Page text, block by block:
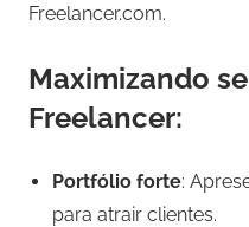
Freelancer.com.
Maximizando
Freelancer:
Portfólio forte:
para atrair clientes.